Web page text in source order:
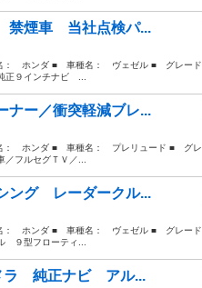
禁煙車 当社点検パ...
： ホンダ ■ 車種名： ヴェゼル ■ グレード
９インチナビ ...
ー／衝突軽減ブレ...
： ホンダ ■ 車種名： プレリュード ■ グレ
フルセグＴＶ／...
ング レーダークル...
： ホンダ ■ 車種名： ヴェゼル ■ グレード
９型フローティ...
ラ 純正ナビ アル...